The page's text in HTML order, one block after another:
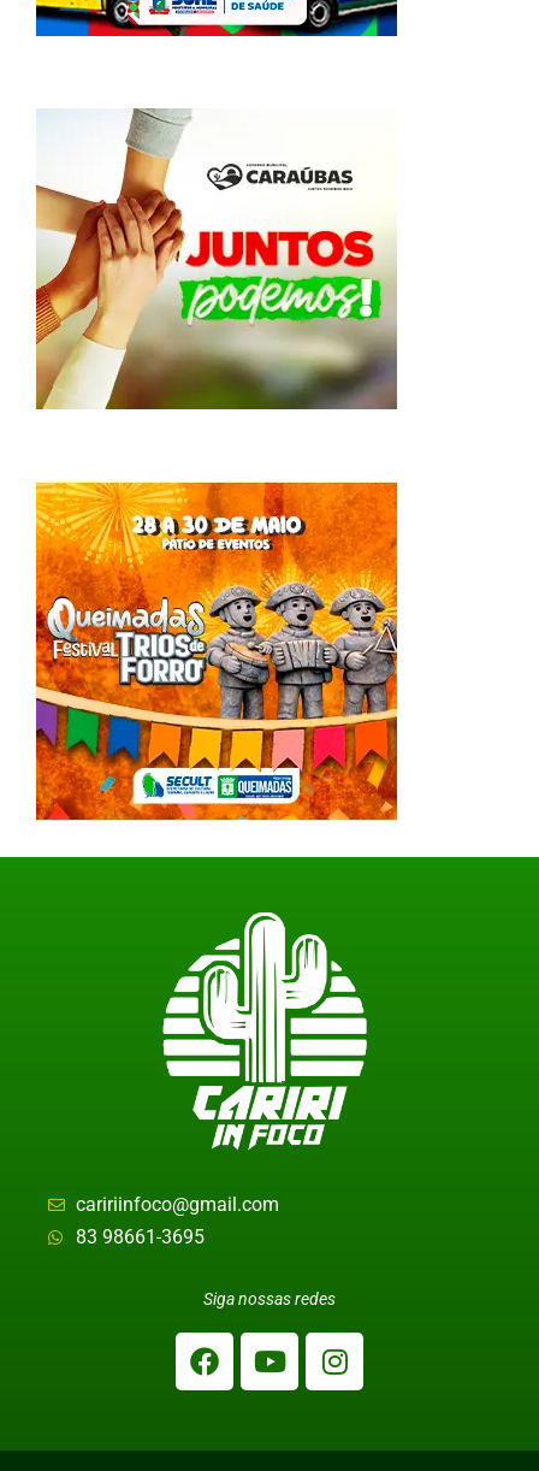
caririinfoco@gmail.com
83 98661-3695
Siga nossas redes